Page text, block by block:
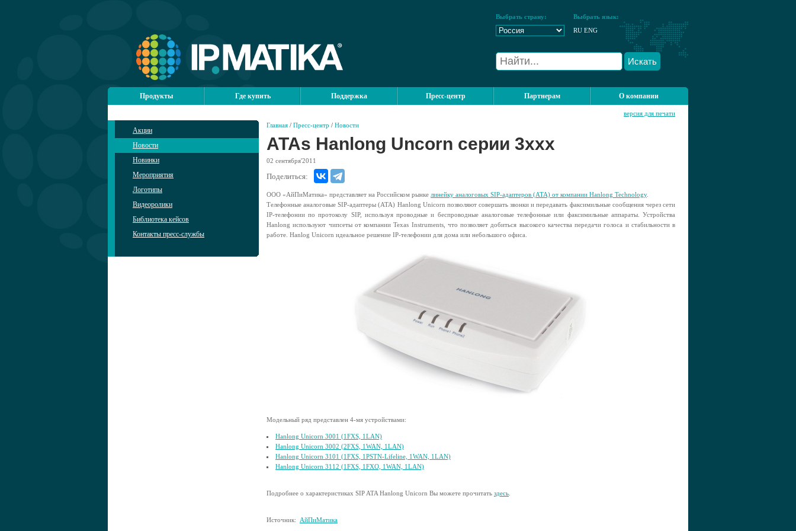
Выбрать страну:
Выбрать язык:
RU ENG
Искать
Продукты Где купить Поддержка Пресс-центр Партнерам О компании
Акции
Новости
Новинки
Мероприятия
Логотипы
Видеоролики
Библиотека кейсов
Контакты пресс-службы
Главная / Пресс-центр / Новости
версия для печати
ATAs Hanlong Uncorn серии 3xxx
02 сентября'2011
Поделиться:
ООО «АйПиМатика» представляет на Российском рынке линейку аналоговых SIP-адаптеров (ATA) от компании Hanlong Technology.
Телефонные аналоговые SIP-адаптеры (ATA) Hanlong Unicorn позволяют совершать звонки и передавать факсимильные сообщения через сети
IP-телефонии по протоколу SIP, используя проводные и беспроводные аналоговые телефонные или факсимильные аппараты. Устройства
Hanlong используют чипсеты от компании Texas Instruments, что позволяет добиться высокого качества передачи голоса и стабильности в
работе. Hanlog Unicorn идеальное решение IP-телефонии для дома или небольшого офиса.
Модельный ряд представлен 4-мя устройствами:
Hanlong Unicorn 3001 (1FXS, 1LAN)
Hanlong Unicorn 3002 (2FXS, 1WAN, 1LAN)
Hanlong Unicorn 3101 (1FXS, 1PSTN-Lifeline, 1WAN, 1LAN)
Hanlong Unicorn 3112 (1FXS, 1FXO, 1WAN, 1LAN)
Подробнее о характеристиках SIP ATA Hanlong Unicorn Вы можете прочитать здесь
Источник: АйПиМатика